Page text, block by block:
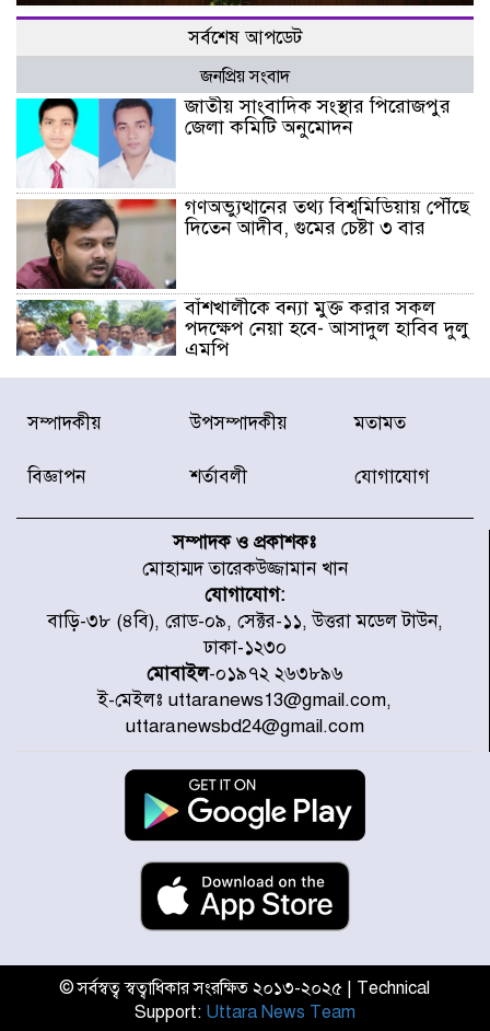
সর্বশেষ আপডেট
জনপ্রিয় সংবাদ
জাতীয় সাংবাদিক সংস্থার পিরোজপুর
জেলা কমিটি অনুমোদন
গণঅভ্যুত্থানের তথ্য বিশ্বমিডিয়ায় পৌঁছে
দিতেন আদীব, গুমের চেষ্টা ৩ বার
বাঁশখালীকে বন্যা মুক্ত করার সকল
পদক্ষেপ নেয়া হবে- আসাদুল হাবিব দুলু
এমপি
বিদ্যুৎ-জ্বালানি খাতে অস্থিরতা তৈরির
চেষ্টা করছে একটি চক্র : প্রধানমন্ত্রী
৫ আহত, চীনে বন্দর বন্ধ
চিকিৎসা খাতে জিডিপির ৫ শতাংশ
বরাদ্দের ঘোষণা স্থানীয় সরকার মন্ত্রীর
জুলাই জাদুঘর ঘুরে দেখলেন এনসিপি
নেতারা
যুক্তরাষ্ট্রে দাবানল নেভাতে গিয়ে
হেলিকপ্টার বিধ্বস্ত, নিহত ১
মজুদদারের সর্বোচ্চ শাস্তি মৃত্যুদণ্ড, তাই
ভেবে মজুদ করবেন : আইনমন্ত্রী
আন্তর্জাতিক আদিবাসী দিবস: রাষ্ট্রের
সম্পাদকীয় উপসম্পাদকীয় মতামত
বিজ্ঞাপন শর্তাবলী যোগাযোগ
সম্পাদক ও প্রকাশকঃ
মোহাম্মদ তারেকউজ্জামান খান
যোগাযোগ:
বাড়ি-৩৮ (৪বি), রোড-০৯, সেক্টর-১১, উত্তরা মডেল টাউন,
ঢাকা-১২৩০
মোবাইল-০১৯৭২ ২৬৩৮৯৬
ই-মেইলঃ uttaranews13@gmail.com,
uttaranewsbd24@gmail.com
© সর্বস্বত্ব স্বত্বাধিকার সংরক্ষিত ২০১৩-২০২৫ | Technical
Support: Uttara News Team